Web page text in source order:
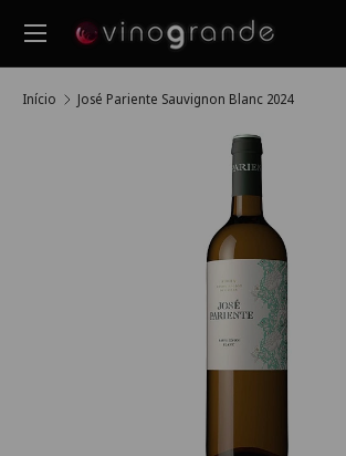
Ir para o conteúdo
Pesquisar
Menu
Início José Pariente Sauvignon Blanc 2024